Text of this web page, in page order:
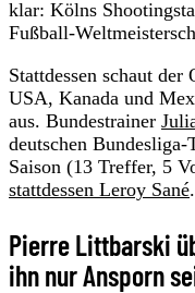
klar: Kölns
Fußball-
Stattdessen schaut
USA, Kanada und
aus. Bundestrainer
deutschen Bundesliga-
Saison (13 Treffer, 5
stattdessen Leroy Sané.
Pierre Littbarski
ihn nur Ansporn